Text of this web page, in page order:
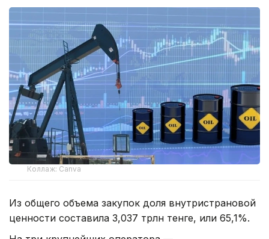
Коллаж: Canva
Из общего объема закупок доля внутристрановой
ценности составила 3,037 трлн тенге, или 65,1%.